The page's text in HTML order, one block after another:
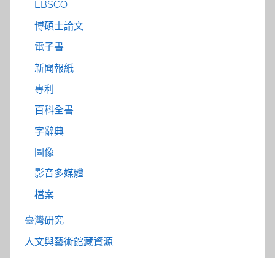
EBSCO
博碩士論文
電子書
新聞報紙
專利
百科全書
字辭典
圖像
影音多媒體
檔案
臺灣研究
人文與藝術館藏資源